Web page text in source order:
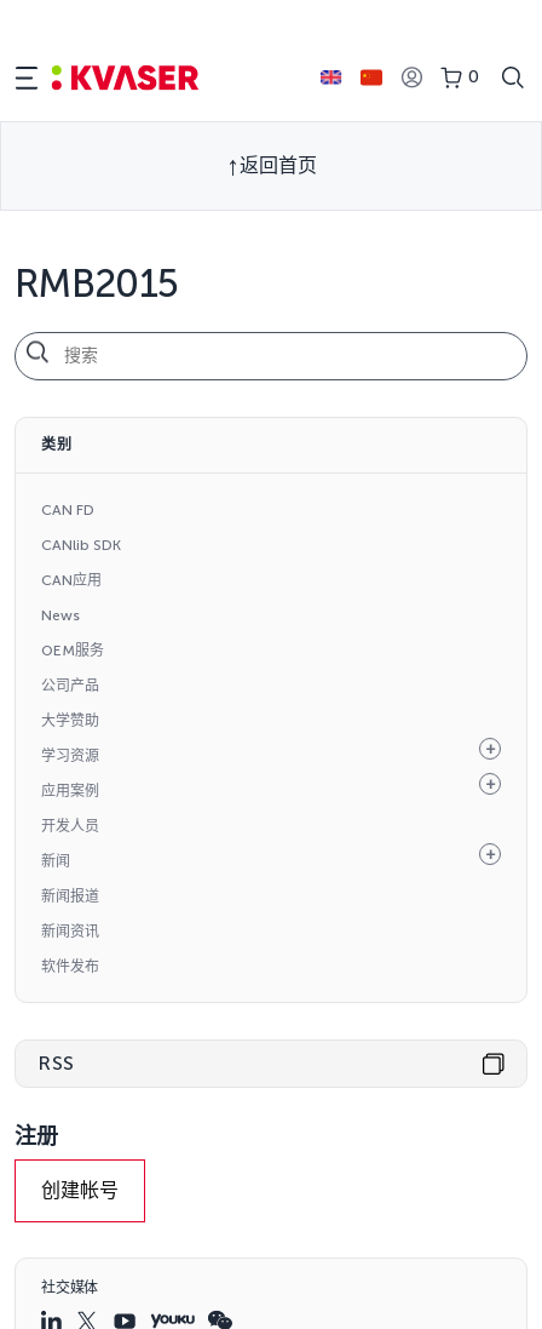
0
返回首页
RMB2015
类别
CAN FD
CANlib SDK
CAN应用
News
OEM服务
公司产品
大学赞助
学习资源
应用案例
开发人员
新闻
新闻报道
新闻资讯
软件发布
RSS
注册
创建帐号
社交媒体